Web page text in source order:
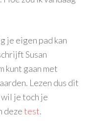
je eigen pad kan
Susan
kunt gaan met
Lezen dus dit
je toch je
dezetest.